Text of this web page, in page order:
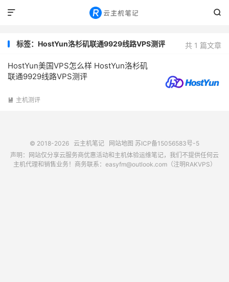


共 1 篇文章
标签：HostYun洛杉矶联通9929线路VPS测评
HostYun美国VPS怎么样 HostYun洛杉矶
联通9929线路VPS测评
 主机测评
© 2018-2026 云主机笔记 网站地图 苏ICP备15056583号-5
声明：网站仅分享云服务商优惠活动和主机体验运维笔记，我们不提供任何云
主机代理和销售业务！商务联系：easyfm@outlook.com（注明RAKVPS）